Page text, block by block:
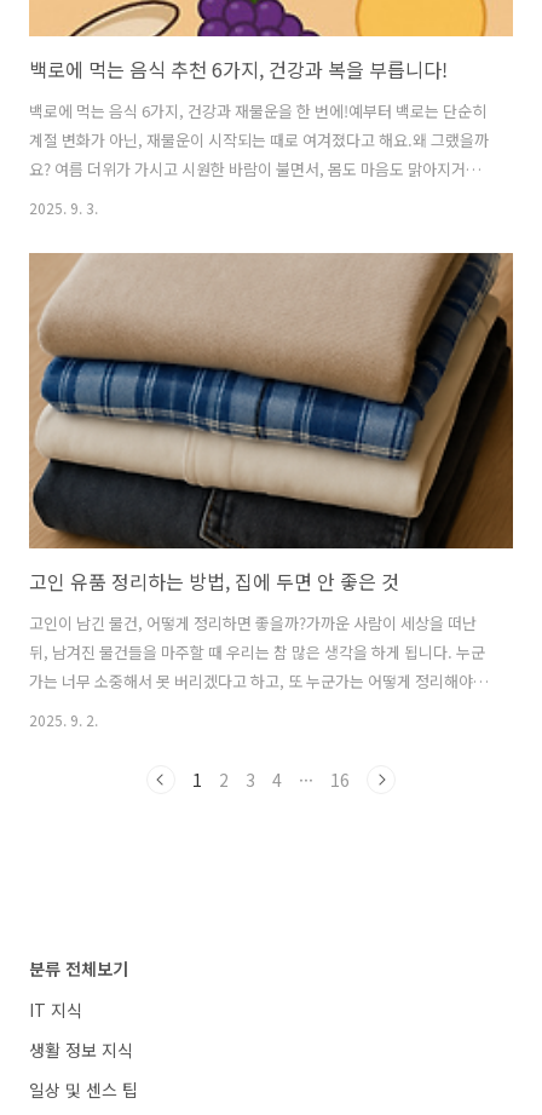
백로에 먹는 음식 추천 6가지, 건강과 복을 부릅니다!
백로에 먹는 음식 6가지, 건강과 재물운을 한 번에!예부터 백로는 단순히
계절 변화가 아닌, 재물운이 시작되는 때로 여겨졌다고 해요.왜 그랬을까
요? 여름 더위가 가시고 시원한 바람이 불면서, 몸도 마음도 맑아지거든
요. 그래서 이 시기를 기점으로 사람들은 중요한 결정을 내리고, 재물을
식들이 있어요. 바로 복을 부르고 건강을 지키는 백로 제철 음식들이
죠!1. 백로의 의미와 재물운의 시작'백로'는 말 그대로 흰 이슬이 맺히는
시기예요. 대기는 선선하고, 밤낮의 온도차가 커지면서 풀잎 위에 이슬이
맺히죠. 조상들은 이슬이 맺히는 것을 자연의 변화로만 보지 않았어요.이
슬이 맺힌다는 건 곧 맺히는 기운, 즉 결실의 시작이라는 뜻으로 받아들
였고,..
2025. 9. 3.
고인 유품 정리하는 방법, 집에 두면 안 좋은 것
고인이 남긴 물건, 어떻게 정리하면 좋을까?가까운 사람이 세상을 떠난
뒤, 남겨진 물건들을 마주할 때 우리는 참 많은 생각을 하게 됩니다. 누군
가는 너무 소중해서 못 버리겠다고 하고, 또 누군가는 어떻게 정리해야
할지 몰라 그냥 쌓아두기도 하죠. 오늘은 고인의 유품을 어떻게 정리하면
보려고 해요.고인의 유품, 어디까지 정리해야 할까?유품 정리에서 가장
2025. 9. 2.
1 2 3 4 ··· 16
분류 전체보기
IT 지식
생활 정보 지식
일상 및 센스 팁